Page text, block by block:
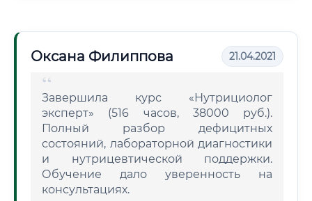
Оксана Филиппова 21.04.2021
Завершила курс «Нутрициолог
эксперт» (516 часов, 38000 руб.).
Полный разбор дефицитных
состояний, лабораторной диагностики
и нутрицевтической поддержки.
Обучение дало уверенность на
консультациях.